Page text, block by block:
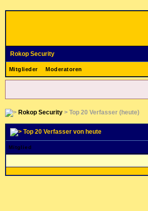
Rokop Security
Mitglieder Moderatoren
Rokop Security> Top 20 Verfasser (heute)
Top 20 Verfasser von heute
Mitglied